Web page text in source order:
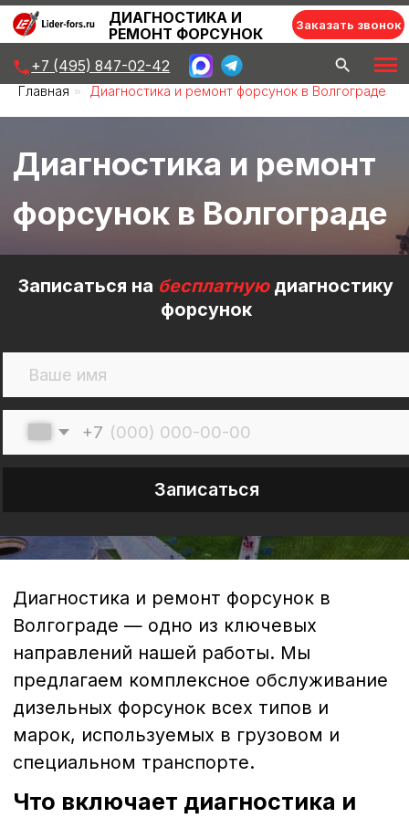
Заказать звонок
ДИАГНОСТИКА И
РЕМОНТ ФОРСУНОК
Главная » Диагностика и ремонт форсунок в Волгограде
Диагностика и ремонт
форсунок в Волгограде
Записаться набесплатную диагностику
форсунок
Записаться
Диагностика и ремонт форсунок в
Волгограде — одно из ключевых
предлагаем комплексное обслуживание
специальном транспорте.
ремонт форсунок?
1. Диагностика форсунок
Диагностика - это первый и важнейший
этап обслуживания. С помощью
специализированного оборудования мы
проводим полную проверку состояния
форсунок:
анализ герметичности и давления
впрыска;